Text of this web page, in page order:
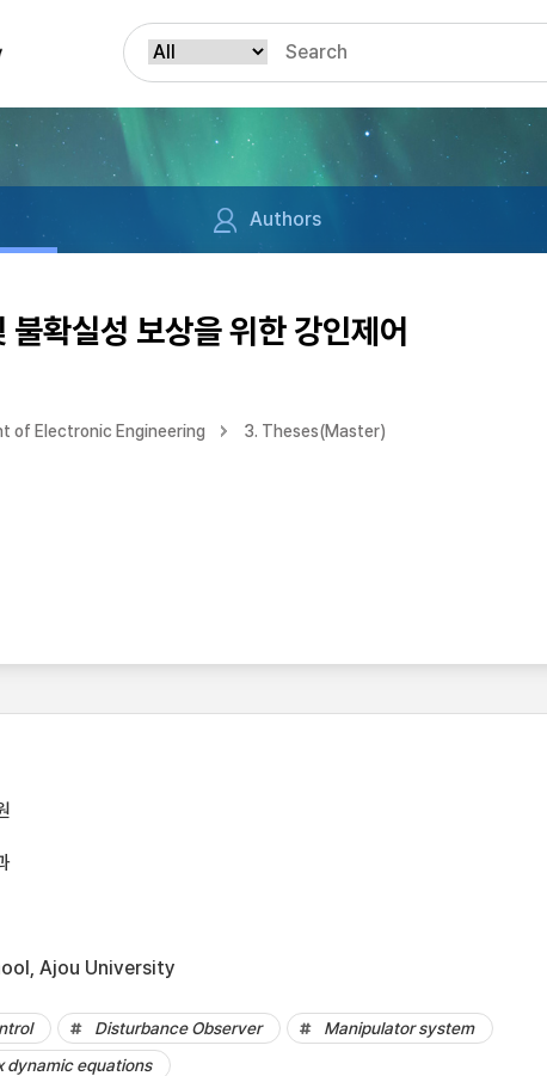
Authors
확실성 보상을 위한 강인제어
of Electronic Engineering 3. Theses(Master)
Ajou University
Disturbance Observer
Manipulator system
dynamic equations